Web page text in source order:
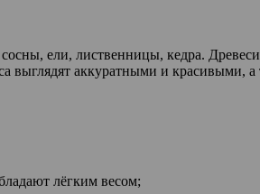
ели, лиственницы, кедра.
выглядят аккуратными и
лёгким весом;